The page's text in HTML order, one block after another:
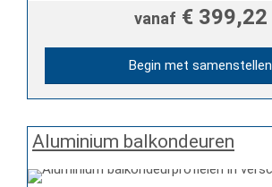
vanaf € 399,22
Begin met samenstellen
Aluminium balkondeuren